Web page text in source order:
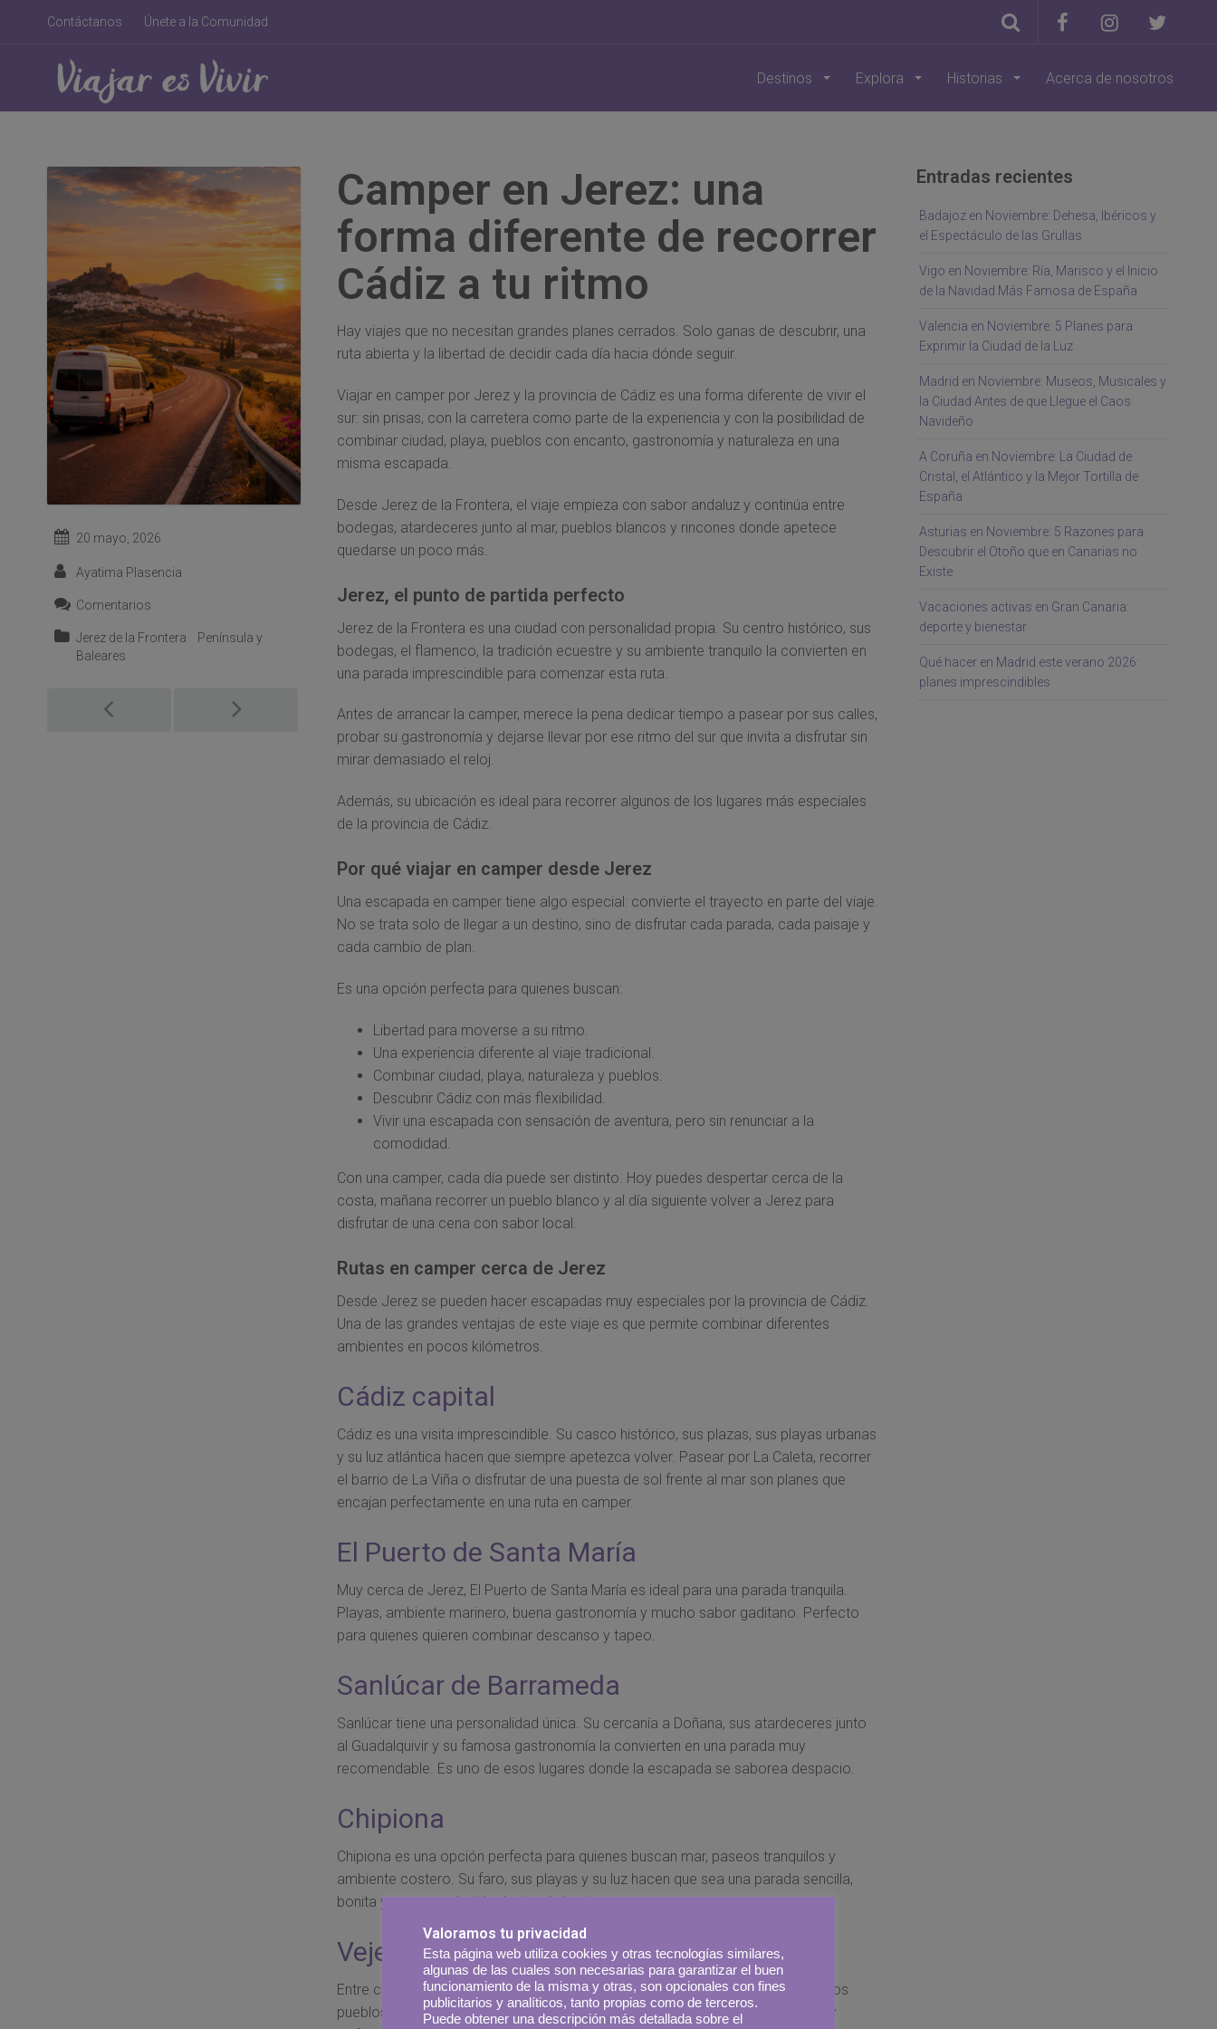
Contáctanos Únete a la Comunidad
Destinos Explora Historias Acerca de nosotros
Camper en Jerez: una
forma diferente de recorrer
Cádiz a tu ritmo
Hay viajes que no necesitan grandes planes cerrados. Solo ganas de descubrir, una
ruta abierta y la libertad de decidir cada día hacia dónde seguir.
Viajar en camper por Jerez y la provincia de Cádiz es una forma diferente de vivir el
sur: sin prisas, con la carretera como parte de la experiencia y con la posibilidad de
combinar ciudad, playa, pueblos con encanto, gastronomía y naturaleza en una
misma escapada.
Desde Jerez de la Frontera, el viaje empieza con sabor andaluz y continúa entre
bodegas, atardeceres junto al mar, pueblos blancos y rincones donde apetece
quedarse un poco más.
Jerez, el punto de partida perfecto
Jerez de la Frontera es una ciudad con personalidad propia. Su centro histórico, sus
bodegas, el flamenco, la tradición ecuestre y su ambiente tranquilo la convierten en
una parada imprescindible para comenzar esta ruta.
Antes de arrancar la camper, merece la pena dedicar tiempo a pasear por sus calles,
probar su gastronomía y dejarse llevar por ese ritmo del sur que invita a disfrutar sin
mirar demasiado el reloj.
Además, su ubicación es ideal para recorrer algunos de los lugares más especiales
de la provincia de Cádiz.
Por qué viajar en camper desde Jerez
Una escapada en camper tiene algo especial: convierte el trayecto en parte del viaje.
No se trata solo de llegar a un destino, sino de disfrutar cada parada, cada paisaje y
cada cambio de plan.
Es una opción perfecta para quienes buscan:
Libertad para moverse a su ritmo.
Una experiencia diferente al viaje tradicional.
Combinar ciudad, playa, naturaleza y pueblos.
Descubrir Cádiz con más flexibilidad.
Vivir una escapada con sensación de aventura, pero sin renunciar a la
comodidad.
Con una camper, cada día puede ser distinto. Hoy puedes despertar cerca de la
costa, mañana recorrer un pueblo blanco y al día siguiente volver a Jerez para
disfrutar de una cena con sabor local.
Rutas en camper cerca de Jerez
Desde Jerez se pueden hacer escapadas muy especiales por la provincia de Cádiz.
Una de las grandes ventajas de este viaje es que permite combinar diferentes
ambientes en pocos kilómetros.
Cádiz capital
Cádiz es una visita imprescindible. Su casco histórico, sus plazas, sus playas urbanas
y su luz atlántica hacen que siempre apetezca volver. Pasear por La Caleta, recorrer
el barrio de La Viña o disfrutar de una puesta de sol frente al mar son planes que
encajan perfectamente en una ruta en camper.
El Puerto de Santa María
Muy cerca de Jerez, El Puerto de Santa María es ideal para una parada tranquila.
Playas, ambiente marinero, buena gastronomía y mucho sabor gaditano. Perfecto
para quienes quieren combinar descanso y tapeo.
Sanlúcar de Barrameda
Sanlúcar tiene una personalidad única. Su cercanía a Doñana, sus atardeceres junto
al Guadalquivir y su famosa gastronomía la convierten en una parada muy
recomendable. Es uno de esos lugares donde la escapada se saborea despacio.
Chipiona
Chipiona es una opción perfecta para quienes buscan mar, paseos tranquilos y
ambiente costero. Su faro, sus playas y su luz hacen que sea una parada sencilla,
bonita y muy agradecida dentro de la ruta.
Vejer de la Frontera
Entre calles blancas, miradores y rincones llenos de encanto, Vejer es uno de los
pueblos más bonitos de Cádiz. Es ideal para perderse sin rumbo, hacer fotos y
20 mayo, 2026
Ayatima Plasencia
Comentarios
Jerez de la Frontera
Península y
Baleares
navigation
Entradas recientes
Badajoz en Noviembre: Dehesa, Ibéricos y
el Espectáculo de las Grullas
Vigo en Noviembre: Ría, Marisco y el Inicio
de la Navidad Más Famosa de España
Valencia en Noviembre: 5 Planes para
Exprimir la Ciudad de la Luz
Madrid en Noviembre: Museos, Musicales y
la Ciudad Antes de que Llegue el Caos
Navideño
A Coruña en Noviembre: La Ciudad de
Cristal, el Atlántico y la Mejor Tortilla de
España
Asturias en Noviembre: 5 Razones para
Descubrir el Otoño que en Canarias no
Existe
Vacaciones activas en Gran Canaria:
deporte y bienestar
Qué hacer en Madrid este verano 2026:
planes imprescindibles
Valoramos tu privacidad
Esta página web utiliza cookies y otras tecnologías similares,
algunas de las cuales son necesarias para garantizar el buen
funcionamiento de la misma y otras, son opcionales con fines
publicitarios y analíticos, tanto propias como de terceros.
Puede obtener una descripción más detallada sobre el